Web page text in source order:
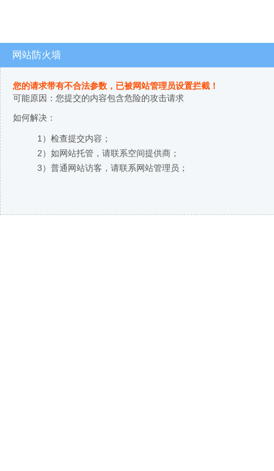
网站防火墙
您的请求带有不合法参数，已被网站管理员设置拦截！
可能原因：您提交的内容包含危险的攻击请求
如何解决：
1）检查提交内容；
2）如网站托管，请联系空间提供商；
3）普通网站访客，请联系网站管理员；